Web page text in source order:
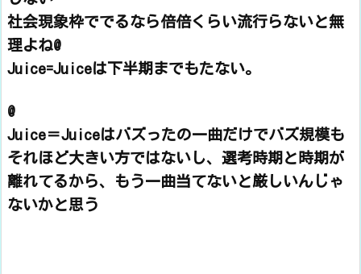
社会現象枠ででるなら倍倍くらい流行らないと無
理よね@
Juice=Juiceは下半期までもたない。
@
Juice＝Juiceはバズったの一曲だけでバズ規模も
それほど大きい方ではないし、選考時期と時期が
離れてるから、もう一曲当てないと厳しいんじゃ
ないかと思う